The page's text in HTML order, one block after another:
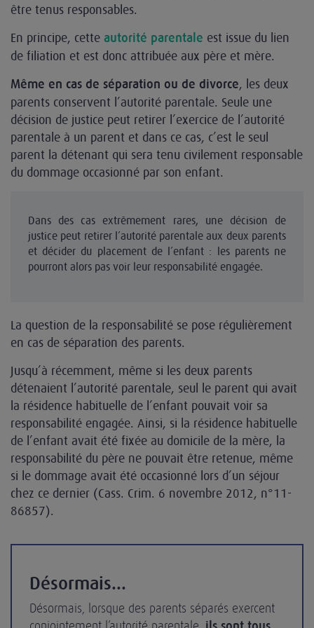
être tenus responsables.
En principe, cette autorité parentale est issue du lien
de filiation et est donc attribuée aux père et mère.
Même en cas de séparation ou de divorce, les deux
parents conservent l’autorité parentale. Seule une
décision de justice peut retirer l’exercice de l’autorité
parentale à un parent et dans ce cas, c’est le seul
parent la détenant qui sera tenu civilement responsable
du dommage occasionné par son enfant.
Dans des cas extrêmement rares, une décision de
justice peut retirer l’autorité parentale aux deux parents
et décider du placement de l’enfant : les parents ne
pourront alors pas voir leur responsabilité engagée.
La question de la responsabilité se pose régulièrement
en cas de séparation des parents.
Jusqu’à récemment, même si les deux parents
détenaient l’autorité parentale, seul le parent qui avait
la résidence habituelle de l’enfant pouvait voir sa
responsabilité engagée. Ainsi, si la résidence habituelle
de l’enfant avait été fixée au domicile de la mère, la
responsabilité du père ne pouvait être retenue, même
si le dommage avait été occasionné lors d’un séjour
chez ce dernier (Cass. Crim. 6 novembre 2012, n°11-
86857).
Désormais...
Désormais, lorsque des parents séparés exercent